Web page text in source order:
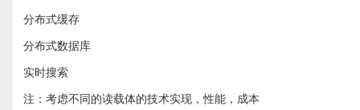
分布式缓存
分布式数据库
实时搜索
注：考虑不同的读载体的技术实现，性能，成本